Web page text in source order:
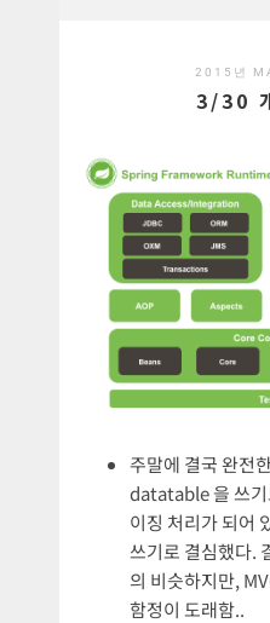
2015년
3/30
주말에 결국 완전
datatable 을 쓰기
이징 처리가 되어
쓰기로 결심했다.
의 비슷하지만,
함정이 도래함..